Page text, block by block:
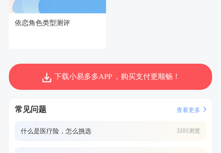
依恋角色类型测评
下载小易多多APP ，购买支付更顺畅！
常见问题 查看更多
什么是医疗险，怎么挑选 3101浏览